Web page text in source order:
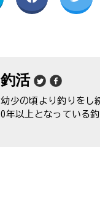
釣活
幼少の頃より釣りをし
0年以上となっている